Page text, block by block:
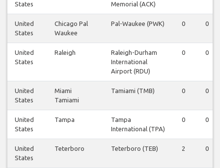
States
Memorial (ACK)
United
States
Chicago Pal
Waukee
Pal-Waukee (PWK) 0 0
United
States
Raleigh
Raleigh-Durham
International
Airport (RDU)
0 0
United
States
Miami
Tamiami
Tamiami (TMB) 0 0
United
States
Tampa
Tampa
International (TPA)
0 0
United
States
Teterboro Teterboro (TEB) 2 0